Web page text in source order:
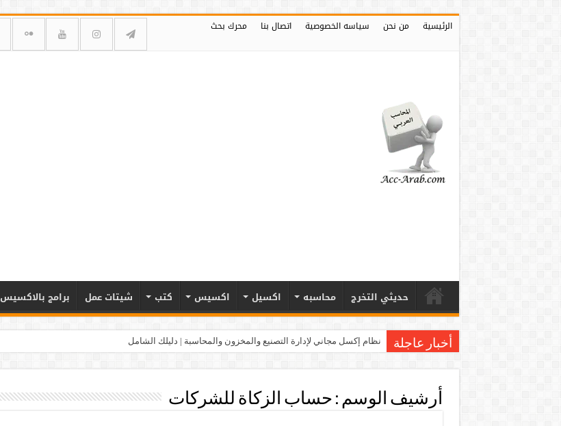
الرئيسية من نحن سياسه الخصوصية اتصال بنا محرك بحث
حديثي التخرج محاسبه اكسيل اكسيس كتب شيتات عمل برامج بالاكسيس
أخبار عاجلة نظام إكسل مجاني لإدارة التصنيع والمخزون والمحاسبة | دليلك الشامل
أرشيف الوسم : حساب الزكاة للشركات